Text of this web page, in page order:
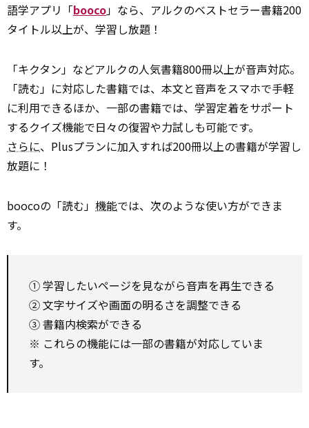
語学アプリ「booco」なら、アルクのベストセラー書籍200
タイトル以上が、学習し放題！
「キクタン」などアルクの人気書籍800冊以上が音声対応。
「読む」に対応した書籍では、本文と音声をスマホで手軽
に利用できるほか、一部の書籍では、学習定着をサポート
するクイズ機能で日々の復習や力試しも可能です。
さらに、Plusプランに加入すれば200冊以上の書籍が学習し
放題に！
boocoの「読む」 機能では、次のような使い方ができま
す。
① 学習したいページを見ながら音声を再生できる
② 文字サイズや画面の明るさを調整できる
③ 書籍内検索ができる
※ これらの機能には一部の書籍が対応していま
す。